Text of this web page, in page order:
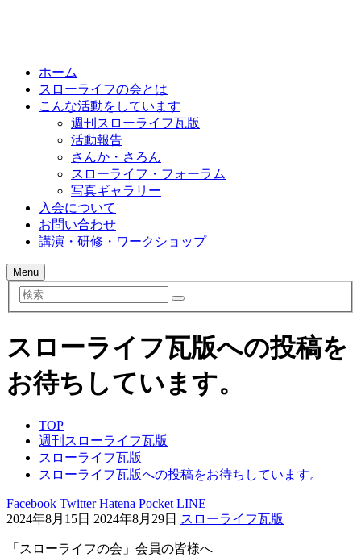
ホーム
スローライフの会とは
こんな活動をしています
週刊スローライフ瓦版
活動報告
さんか・さろん
スローライフ・フォーラム
写真ギャラリー
入会について
お問い合わせ
講演・研修・ワークショップ
Menu
検
索
スローライフ瓦版への投稿を
お待ちしています。
TOP
週刊スローライフ瓦版
スローライフ瓦版
スローライフ瓦版への投稿をお待ちしています。
Facebook TwitterHatena Pocket LINE
2024年8月15日 2024年8月29日 スローライフ瓦版
「スローライフの会」会員の皆様へ